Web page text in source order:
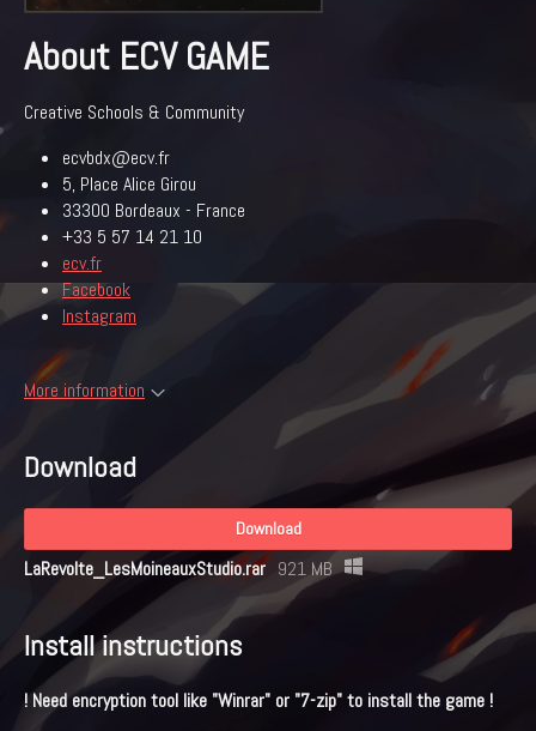
About ECV GAME
Creative Schools & Community
ecvbdx@ecv.fr
5, Place Alice Girou
33300 Bordeaux - France
+33 5 57 14 21 10
ecv.fr
Facebook
Instagram
More information
Download
Download
LaRevolte_LesMoineauxStudio.rar 921 MB
Install instructions
! Need encryption tool like "Winrar" or "7-zip" to install the game !